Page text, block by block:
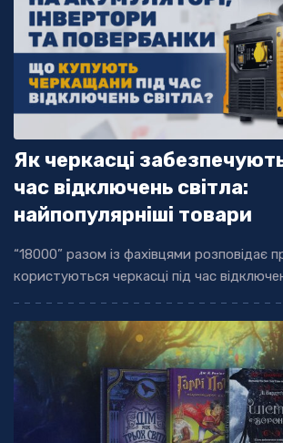
Як черкасці
час відключень світла:
найпопулярніші товари
“18000” разом із фахівцями розповідає
користуються черкасці під час